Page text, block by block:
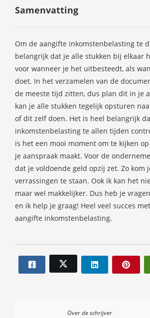
Samenvatting
Om de aangifte inkomstenbelasting te
belangrijk dat je alle stukken bij elkaar
voor wanneer je het uitbesteedt, als
doet. In het verzamelen van de
de meeste tijd zitten, dus plan dit in je
kan je alle stukken tegelijk opsturen
of dit zelf doen. Het is heel belangrijk
inkomstenbelasting te allen tijden
is het een mooi moment om te kijken
je aanspraak maakt. Voor de
dat je voldoende geld opzij zet. Zo kom
verrassingen te staan. Ook ik kan het
maar wel makkelijker. Dus heb je
en ik help je graag! Heel veel succes
aangifte inkomstenbelasting.
Over de schrijver